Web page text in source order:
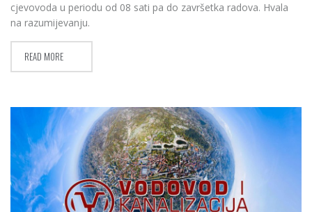
cjevovoda u periodu od 08 sati pa do završetka radova. Hvala
na razumijevanju.
READ MORE